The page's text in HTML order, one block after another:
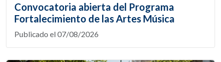
Convocatoria abierta del Programa
Fortalecimiento de las Artes Música
Publicado el 07/08/2026